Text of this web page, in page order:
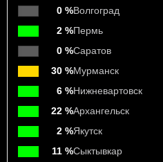
0 %Волгоград
2 %Пермь
0 %Саратов
30 %Мурманск
6 %Нижневартовск
22 %Архангельск
2 %Якутск
11 %Сыктывкар